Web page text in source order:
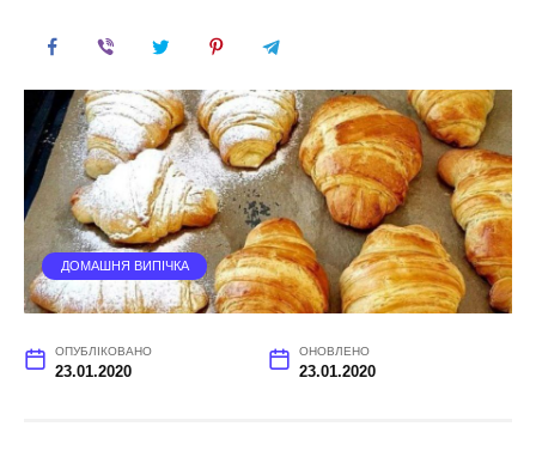
ДОМАШНЯ ВИПІЧКА
ОПУБЛІКОВАНО
23.01.2020
ОНОВЛЕНО
23.01.2020